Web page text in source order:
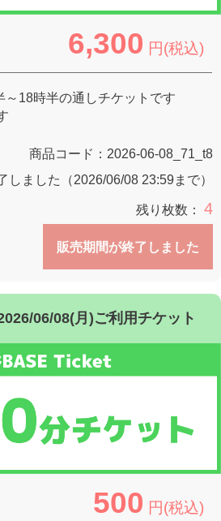
6,300 円(税込)
～18時半の通しチケットです
商品コード： 2026-06-08_71_t8
しました（2026/06/08 23:59まで）
残り枚数： 4
販売期間が終了しました
06/08(月)ご利用チケット
500 円(税込)